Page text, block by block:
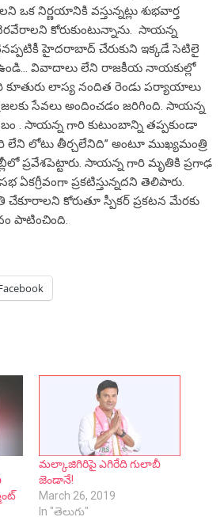
ఒక నిర్ణయానికి వస్తున్నట్లు శుభవార్త
కోరుకుంటున్నాను. సాయన్న
హైదరాబాద్ చేరుకుని ఇక్కడే సెటిలై
వివాదాలు లేని రాజకీయ నాయకుల్లో
లాస్య నందిత రెండు పర్యాయాలు
సేవలు అందించడం జరిగింది. సాయన్న
. సాయన్న గారి కుటుంబాన్ని తప్పకుండా
లోటు తీర్చలేనిది’’ అంటూ ముఖ్యమంత్రి
ప్రవేశపెట్టారు. సాయన్న గారి మృతికి ప్రగాఢ
ప్రకటిస్తున్నదని తెలిపారు.
కోరుతూ స్పీకర్ ప్రకటన మేరకు
పాటించింది.
మల్కాజిగిరిపై ఎగిరేది గులాబీ
జెండానే!
March 26, 2019
In "తెలుగు"